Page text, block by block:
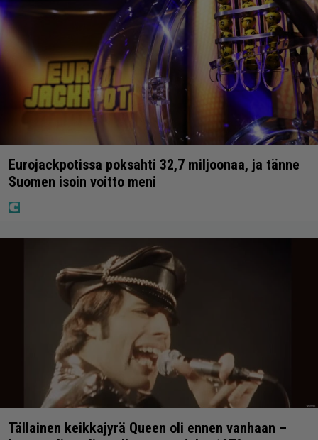
Eurojackpotissa poksahti 32,7 miljoonaa, ja tänne
Suomen isoin voitto meni
Tällainen keikkajyrä Queen oli ennen vanhaan –